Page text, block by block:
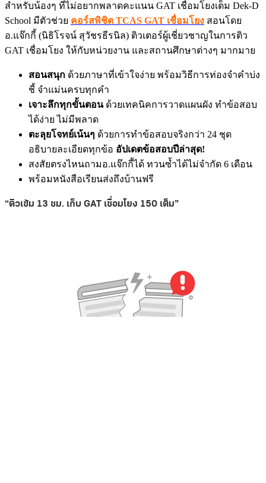
สำหรับน้องๆ ที่ไม่อยากพลาดคะแนน GAT เชื่อมโยงเต็ม Dek-D
School มีตัวช่วย คอร์สพิชิต TCAS GAT เชื่อมโยง สอนโดย
อ.แจ๊กกี้ (นิธิโรจน์ สุวัชรธีรนิล) ติวเตอร์ผู้เชี่ยวชาญในการติว
GAT เชื่อมโยง ให้กับหน่วยงาน และสถานศึกษาต่างๆ มากมาย
สอนสนุก ด้วยภาษาที่เข้าใจง่าย พร้อมวิธีการท่องจำคำบ่ง
ชี้ จำแม่นครบทุกคำ
เจาะลึกทุกขั้นตอนด้วยเทคนิคการวาดแผนผัง ทำข้อสอบ
ได้ง่าย ไม่มีพลาด
ตะลุยโจทย์เน้นๆ ด้วยการทำข้อสอบจริงกว่า 24 ชุด
อธิบายละเอียดทุกข้อ อัปเดตข้อสอบปีล่าสุด!
สงสัยตรงไหนถามอ.แจ๊กกี้ได้ ทวนซ้ำได้ไม่จำกัด 6 เดือน
พร้อมหนังสือเรียนส่งถึงบ้านฟรี
“ติวเข้ม 13 ชม. เก็บ GAT เชื่อมโยง 150 เต็ม”